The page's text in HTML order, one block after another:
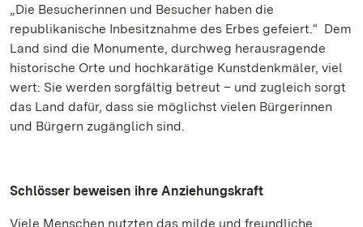
„Die Besucherinnen und Besucher haben die
republikanische Inbesitznahme des Erbes gefeiert.“ Dem
Land sind die Monumente, durchweg herausragende
historische Orte und hochkarätige Kunstdenkmäler, viel
wert: Sie werden sorgfältig betreut – und zugleich sorgt
das Land dafür, dass sie möglichst vielen Bürgerinnen
und Bürgern zugänglich sind.
Schlösser beweisen ihre Anziehungskraft
Viele Menschen nutzten das milde und freundliche